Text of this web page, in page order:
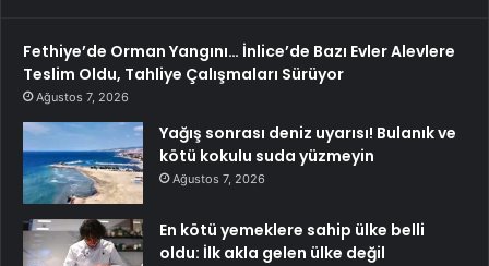
Fethiye’de Orman Yangını… İnlice’de Bazı Evler Alevlere
Teslim Oldu, Tahliye Çalışmaları Sürüyor
Ağustos 7, 2026
Yağış sonrası deniz uyarısı! Bulanık ve
kötü kokulu suda yüzmeyin
Ağustos 7, 2026
En kötü yemeklere sahip ülke belli
oldu: İlk akla gelen ülke değil